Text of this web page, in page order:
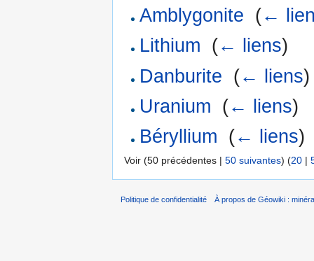
Amblygonite (←
Lithium (← liens)
Danburite (← liens)
Uranium (← liens)
Béryllium (← liens)
Voir (50 précédentes | 50 suivantes) (20 |
Politique de confidentialité À propos de Géowiki :